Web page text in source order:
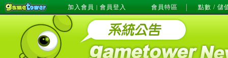
加入會員 | 會員登入 會員特區 點數 / 儲